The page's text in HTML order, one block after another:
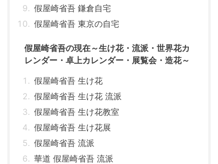
假屋崎省吾 鎌倉自宅
假屋崎省吾 東京の自宅
假屋崎省吾の現在～生け花・流派・世界花カ
レンダー・卓上カレンダー・展覧会・造花～
假屋崎省吾 生け花
假屋崎省吾 生け花 流派
假屋崎省吾 生け花教室
假屋崎省吾 生け花展
假屋崎省吾 流派
華道 假屋崎省吾 流派